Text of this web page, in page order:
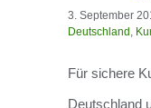
3. September
Deutschland ,
Für sichere
Deutschland